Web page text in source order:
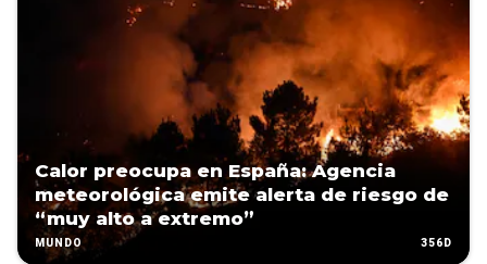
Calor preocupa en España: Agencia
meteorológica emite alerta de riesgo de
“muy alto a extremo”
MUNDO 356D